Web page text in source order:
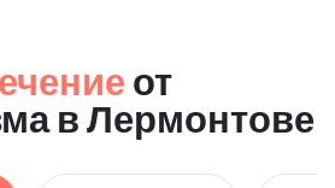
от
в Лермонтове